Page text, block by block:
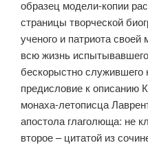
образец модели-копии
страницы творческой
ученого и патриота
всю жизнь
бескорыстно служившего
предисловие к описанию
монаха-летописца
апостола глаголюща: не
второе – цитатой из